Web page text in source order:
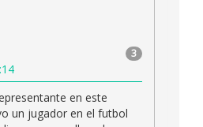
3
en este
un jugador en el futbol